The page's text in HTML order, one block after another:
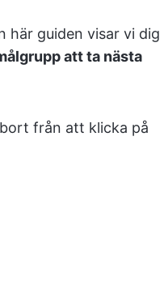
här guiden visar vi dig
att ta nästa
från att klicka på